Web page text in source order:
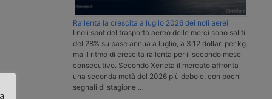
Rallenta la crescita a luglio 2026 dei noli aerei
I noli spot del trasporto aereo delle merci sono saliti
del 28% su base annua a luglio, a 3,12 dollari per kg,
ma il ritmo di crescita rallenta per il secondo mese
consecutivo. Secondo Xeneta il mercato affronta
una seconda metà del 2026 più debole, con pochi
segnali di stagione …